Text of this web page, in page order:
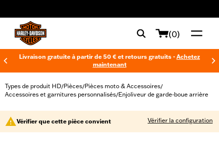
(0)
Livraison gratuite à partir de 50 € et retours gratuits - Achetez
maintenant
Types de produit HD/Pièces/Pièces moto & Accessoires/
Accessoires et garnitures personnalisés/Enjoliveur de garde-boue arrière
Vérifier que cette pièce convient Vérifier la configuration